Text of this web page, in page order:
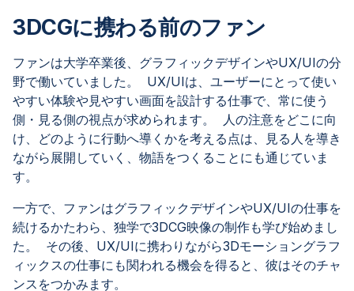
3DCGに携わる前のファン
ファンは大学卒業後、グラフィックデザインやUX/UIの分
野で働いていました。 UX/UIは、ユーザーにとって使い
やすい体験や見やすい画面を設計する仕事で、常に使う
側・見る側の視点が求められます。 人の注意をどこに向
け、どのように行動へ導くかを考える点は、見る人を導き
ながら展開していく、物語をつくることにも通じていま
す。
一方で、ファンはグラフィックデザインやUX/UIの仕事を
続けるかたわら、独学で3DCG映像の制作も学び始めまし
た。 その後、UX/UIに携わりながら3Dモーショングラフ
ィックスの仕事にも関われる機会を得ると、彼はそのチャ
ンスをつかみます。